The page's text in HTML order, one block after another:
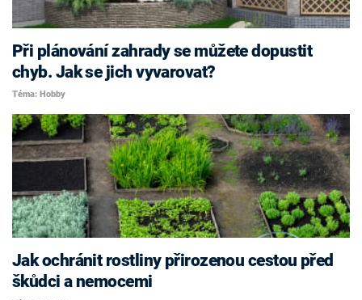
Při plánování zahrady se můžete dopustit
chyb. Jak se jich vyvarovat?
Téma: Hobby
Jak ochránit rostliny přirozenou cestou před
škůdci a nemocemi